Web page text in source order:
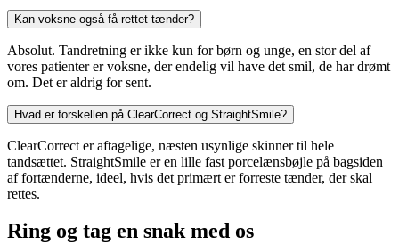
Kan voksne også få rettet tænder?
Absolut. Tandretning er ikke kun for børn og unge, en stor del af
vores patienter er voksne, der endelig vil have det smil, de har drømt
om. Det er aldrig for sent.
Hvad er forskellen på ClearCorrect og StraightSmile?
ClearCorrect er aftagelige, næsten usynlige skinner til hele
tandsættet. StraightSmile er en lille fast porcelænsbøjle på bagsiden
af fortænderne, ideel, hvis det primært er forreste tænder, der skal
rettes.
Ring og tag en snak med os